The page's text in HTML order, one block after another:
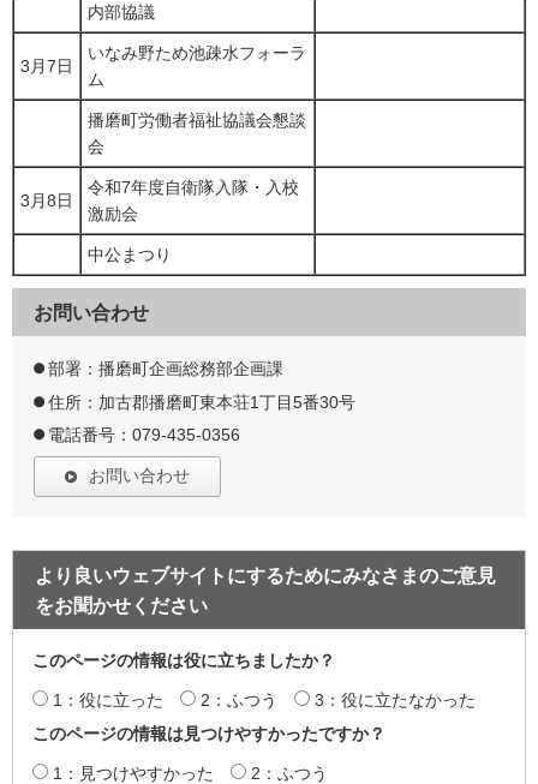
内部協議
3月7日
いなみ野ため池疎水フォーラ
ム
播磨町労働者福祉協議会懇談
会
3月8日
令和7年度自衛隊入隊・入校
激励会
中公まつり
お問い合わせ
部署：播磨町企画総務部企画課
住所：加古郡播磨町東本荘1丁目5番30号
電話番号：079-435-0356
お問い合わせ
より良いウェブサイトにするためにみなさまのご意見
をお聞かせください
このページの情報は役に立ちましたか？
1：役に立った 2：ふつう
3：役に立たなかった
このページの情報は見つけやすかったですか？
1：見つけやすかった
2：ふつう